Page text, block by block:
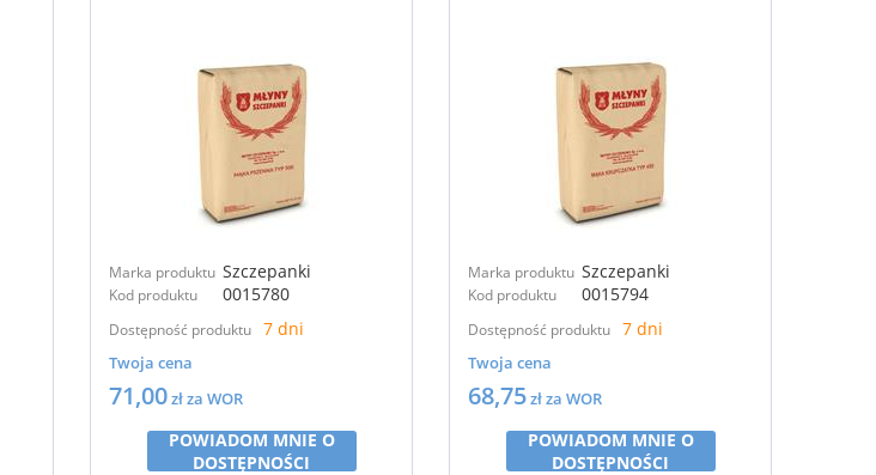
Marka produktu Szczepanki
Kod produktu 0015780
Dostępność produktu 7 dni
Twoja cena
71,00zł za WOR
POWIADOM MNIE O
DOSTĘPNOŚCI
Marka produktu Szczepanki
Kod produktu 0015794
Dostępność produktu 7 dni
Twoja cena
68,75zł za WOR
POWIADOM MNIE O
DOSTĘPNOŚCI